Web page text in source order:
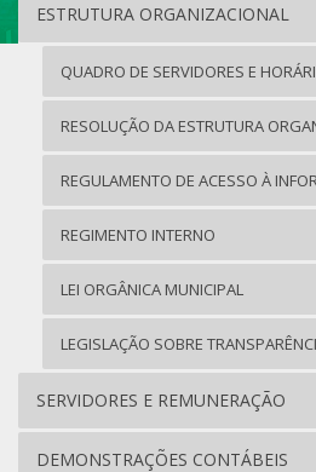
ESTRUTURA ORGANIZACIONAL
QUADRO DE SERVIDORES E
RESOLUÇÃO DA ESTRUTURA
REGULAMENTO DE ACESSO À
REGIMENTO INTERNO
LEI ORGÂNICA MUNICIPAL
LEGISLAÇÃO SOBRE
SERVIDORES E REMUNERAÇÃO
DEMONSTRAÇÕES CONTÁBEIS